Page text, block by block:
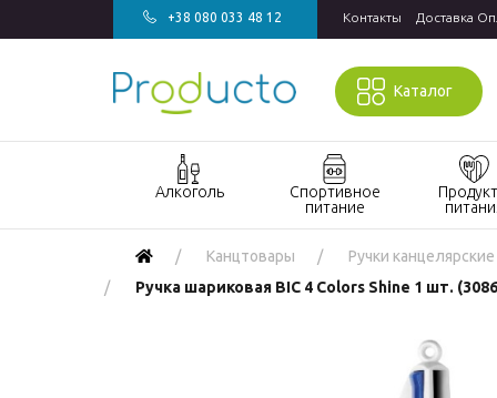
+38 080 033 48 12 Контакты Доставка
Каталог
Алкоголь
Акции алкоголь
Виски
Спортивное
питание
спортивное
питание
питания
Напитки
Канцтовары
Ручки канцелярские
Ручка шариковая BIC 4 Colors Shine 1 шт.